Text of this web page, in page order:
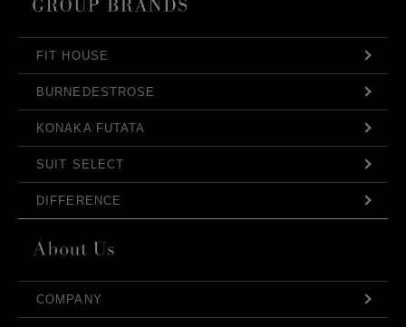
FIT HOUSE
BURNEDESTROSE
KONAKA FUTATA
SUIT SELECT
DIFFERENCE
COMPANY